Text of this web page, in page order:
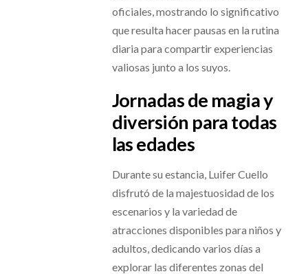
oficiales, mostrando lo significativo
que resulta hacer pausas en la rutina
diaria para compartir experiencias
valiosas junto a los suyos.
Jornadas de magia y
diversión para todas
las edades
Durante su estancia, Luifer Cuello
disfrutó de la majestuosidad de los
escenarios y la variedad de
atracciones disponibles para niños y
adultos, dedicando varios días a
explorar las diferentes zonas del